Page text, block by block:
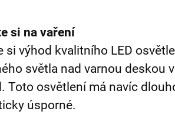
si na vaření
si výhod kvalitního LED
světla nad varnou deskou
Toto osvětlení má navíc
úsporné.